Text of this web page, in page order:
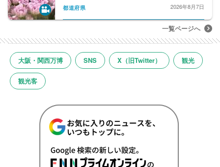
都道府県 2026年8月7日
一覧ページへ
大阪・関西万博 SNS X（旧Twitter） 観光
観光客